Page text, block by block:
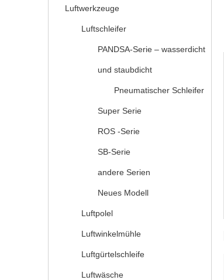
Luftwerkzeuge
Luftschleifer
PANDSA-Serie – wasserdicht
und staubdicht
Pneumatischer Schleifer
Super Serie
ROS -Serie
SB-Serie
andere Serien
Neues Modell
Luftpolel
Luftwinkelmühle
Luftgürtelschleife
Luftwäsche